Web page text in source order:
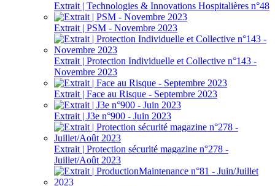
Extrait | Technologies & Innovations Hospitalières n°48
Extrait | PSM - Novembre 2023
Extrait | Protection Individuelle et Collective n°143 -
Novembre 2023
Extrait | Face au Risque - Septembre 2023
Extrait | J3e n°900 - Juin 2023
Extrait | Protection sécurité magazine n°278 -
Juillet/Août 2023